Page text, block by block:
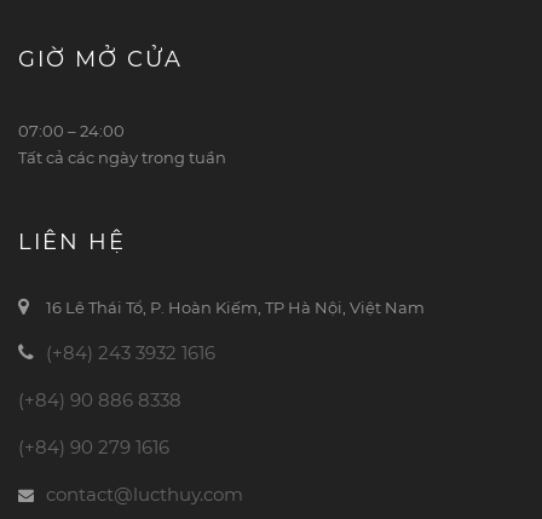
GIỜ MỞ CỬA
07:00 – 24:00
Tất cả các ngày trong tuần
LIÊN HỆ
16 Lê Thái Tổ, P. Hoàn Kiếm, TP Hà Nội, Việt Nam
(+84) 243 3932 1616
(+84) 90 886 8338
(+84) 90 279 1616
contact@lucthuy.com